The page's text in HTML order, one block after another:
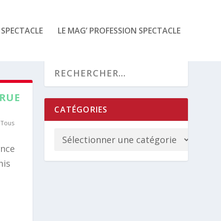
LE MAG’ PROFESSION SPECTACLE
Tous
CATÉGORIES